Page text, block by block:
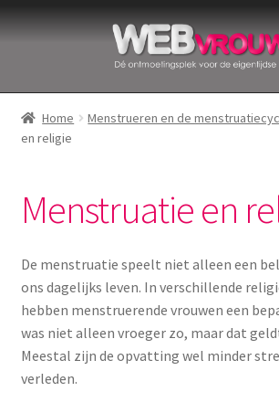
Ga
Ga
Home
Bekkenbodemspieren
Menstruatiecups
Menstruatieondergoed
Menstruatiepijn
Home Menstrueren en de
en religie
Menstruatie en
De menstruatie speelt niet alleen een
ons dagelijks leven. In verschillende
hebben menstruerende vrouwen een
was niet alleen vroeger zo, maar dat
Meestal zijn de opvatting wel minder
verleden.